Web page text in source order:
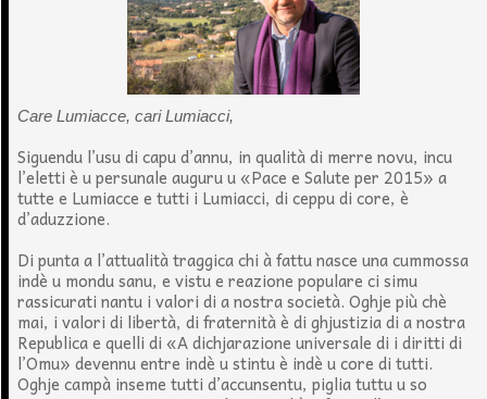
Care Lumiacce, cari Lumiacci,
Siguendu l’usu di capu d’annu, in qualità di merre novu, incu
l’eletti è u persunale auguru u «Pace e Salute per 2015» a
tutte e Lumiacce e tutti i Lumiacci, di ceppu di core, è
d’aduzzione.
Di punta a l’attualità traggica chi à fattu nasce una cummossa
indè u mondu sanu, e vistu e reazione populare ci simu
rassicurati nantu i valori di a nostra società. Oghje più chè
mai, i valori di libertà, di fraternità è di ghjustizia di a nostra
Republica e quelli di «A dichjarazione universale di i diritti di
l’Omu» devennu entre indè u stintu è indè u core di tutti.
Oghje campà inseme tutti d’accunsentu, piglia tuttu u so